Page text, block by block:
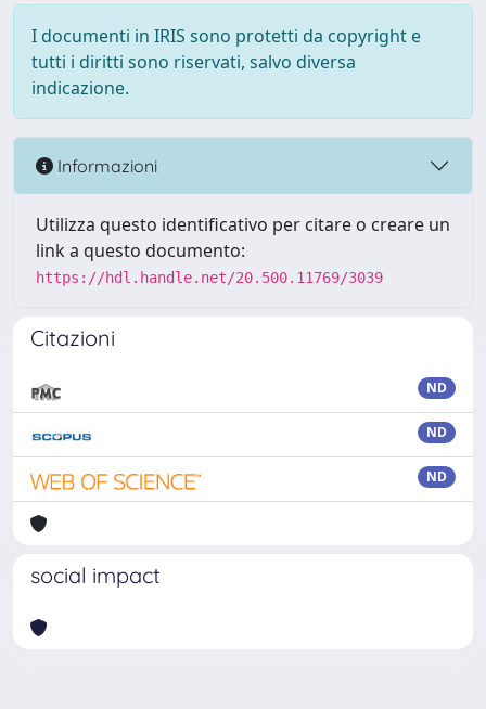
I documenti in IRIS sono protetti da copyright e
tutti i diritti sono riservati, salvo diversa
indicazione.
Informazioni
Utilizza questo identificativo per citare o creare un
link a questo documento:
https://hdl.handle.net/20.500.11769/3039
Citazioni
ND
ND
ND
social impact